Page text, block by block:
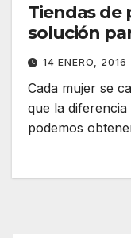
Tiendas de
solución
14 ENERO, 2016
Cada mujer se
que la diferencia
podemos